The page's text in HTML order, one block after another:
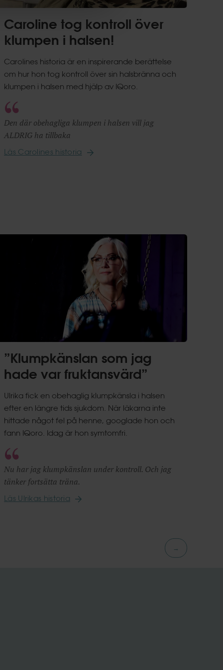
Caroline tog kontroll över
klumpen i halsen!
Carolines historia är en inspirerande berättelse
om hur hon tog kontroll över sin halsbränna och
klumpen i halsen med hjälp av IQoro.
Den där obehagliga klumpen i halsen vill jag
ALDRIG ha tillbaka
Läs Carolines historia
”Klumpkänslan som jag
hade var fruktansvärd”
Ulrika fick en obehaglig klumpkänsla i halsen
efter en längre tids sjukdom. När läkarna inte
hittade något fel på henne, googlade hon och
fann IQoro. Idag är hon symtomfri.
Nu har jag klumpkänslan under kontroll. Och jag
tänker fortsätta träna.
Läs Ulrikas historia
→